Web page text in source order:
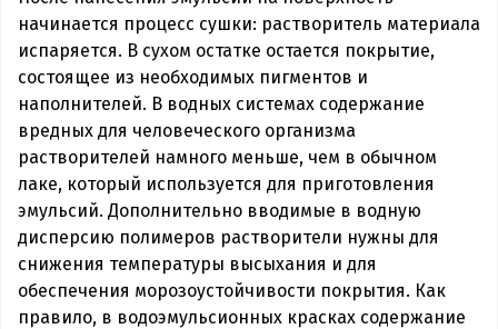
начинается процесс сушки: растворитель материала
испаряется. В сухом остатке остается покрытие,
состоящее из необходимых пигментов и
наполнителей. В водных системах содержание
вредных для человеческого организма
растворителей намного меньше, чем в обычном
лаке, который используется для приготовления
эмульсий. Дополнительно вводимые в водную
дисперсию полимеров растворители нужны для
снижения температуры высыхания и для
обеспечения морозоустойчивости покрытия. Как
правило, в водоэмульсионных красках содержание